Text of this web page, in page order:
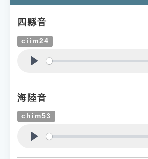
四縣音
ciim24
海陸音
chim53